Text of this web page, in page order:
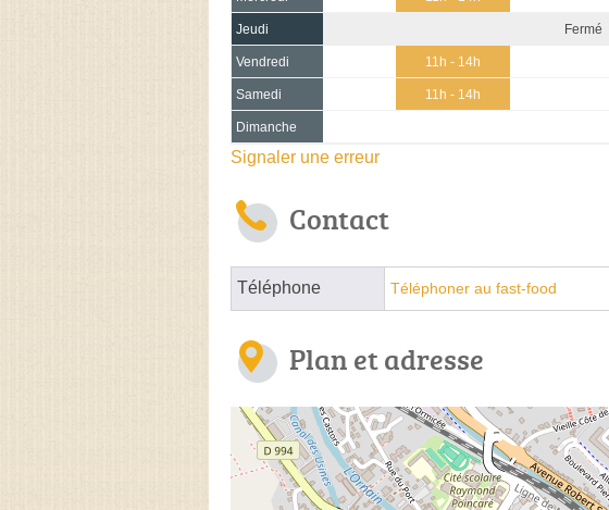
Jeudi Fermé
Vendredi 11h - 14h
Samedi 11h - 14h
Dimanche
Signaler une erreur
Contact
Téléphone Téléphoner au fast-food
Plan et adresse